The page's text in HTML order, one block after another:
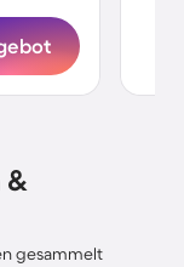
&
gesammelt